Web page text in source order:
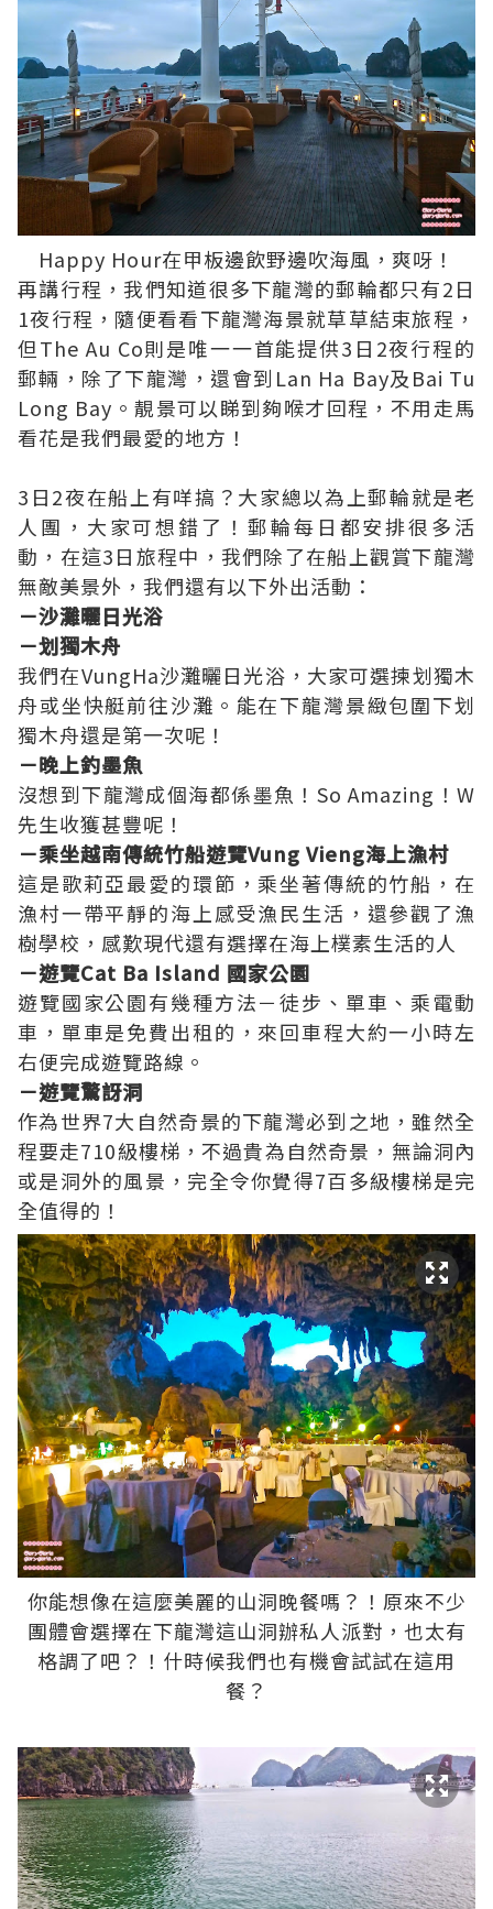
Happy Hour在甲板邊飲野邊吹海風，爽呀！
再講行程，我們知道很多下龍灣的郵輪都只有2日
1夜行程，隨便看看下龍灣海景就草草結束旅程，
但The Au Co則是唯一一首能提供3日2夜行程的
郵輛，除了下龍灣，還會到Lan Ha Bay及Bai Tu
Long Bay。靚景可以睇到夠喉才回程，不用走馬
看花是我們最愛的地方！
3日2夜在船上有咩搞？大家總以為上郵輪就是老
人團，大家可想錯了！郵輪每日都安排很多活
動，在這3日旅程中，我們除了在船上觀賞下龍灣
無敵美景外， 我們還有以下外出活動：
－沙灘曬日光浴
－划獨木舟
我們在VungHa沙灘曬日光浴，大家可選揀划獨木
舟或坐快艇前往沙灘。能在下龍灣景緻包圍下划
獨木舟還是第一次呢！
－晚上釣墨魚
沒想到下龍灣成個海都係墨魚！So Amazing！W
先生收獲甚豐呢！
－乘坐越南傳統竹船遊覽Vung Vieng海上漁村
這是歌莉亞最愛的環節，乘坐著傳統的竹船，在
漁村一帶平靜的海上感受漁民生活，還參觀了漁
樹學校，感歎現代還有選擇在海上樸素生活的人
－遊覽Cat Ba Island 國家公園
遊覽國家公園有幾種方法－徒步、單車、乘電動
車，單車是免費出租的，來回車程大約一小時左
右便完成遊覽路線。
－遊覽驚訝洞
作為世界7大自然奇景的下龍灣必到之地，雖然全
程要走710級樓梯，不過貴為自然奇景，無論洞內
或是洞外的風景，完全令你覺得7百多級樓梯是完
全值得的！
你能想像在這麼美麗的山洞晚餐嗎？！原來不少
團體會選擇在下龍灣這山洞辦私人派對，也太有
格調了吧？！什時候我們也有機會試試在這用
餐？